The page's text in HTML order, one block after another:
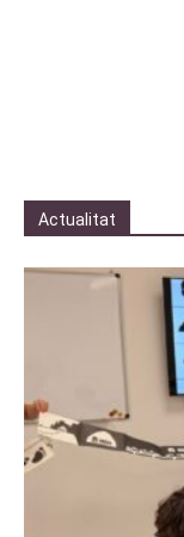
Actualitat